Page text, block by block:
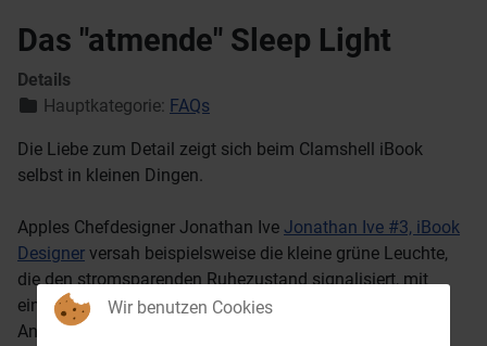
Das "atmende" Sleep Light
Details
Hauptkategorie: FAQs
Die Liebe zum Detail zeigt sich beim Clamshell iBook
selbst in kleinen Dingen.
Apples Chefdesigner Jonathan Ive Jonathan Ive #3, iBook
Designer versah beispielsweise die kleine grüne Leuchte,
die den stromsparenden Ruhezustand signalisiert, mit
einem sanften Pulsieren (statt einem mechanischen
An/Aus), das sehr schön zu diesem Schlafmodus passt.
Wir benutzen Cookies